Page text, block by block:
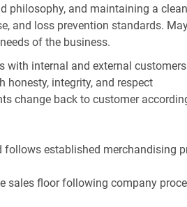
philosophy, and maintaining a
and loss prevention standards.
of the business.
with internal and external customers
honesty, integrity, and respect
change back to customer
established merchandising
sales floor following company